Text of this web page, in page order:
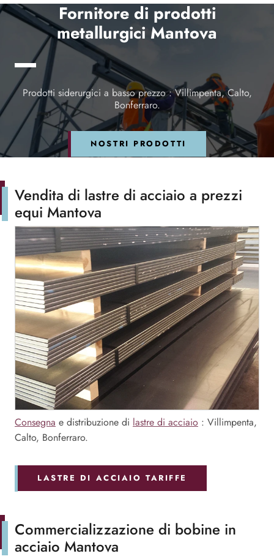
Fornitore di prodotti
metallurgici Mantova
Prodotti siderurgici a basso prezzo : Villimpenta, Calto,
Bonferraro.
NOSTRI PRODOTTI
Vendita di lastre di acciaio a prezzi
equi Mantova
Consegna e distribuzione di lastre di acciaio : Villimpenta,
Calto, Bonferraro.
LASTRE DI ACCIAIO TARIFFE
Commercializzazione di bobine in
acciaio Mantova